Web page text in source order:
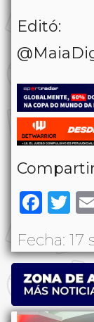
Editó:
Fecha: